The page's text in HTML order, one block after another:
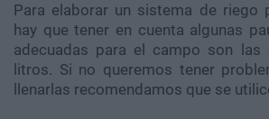
Para elaborar un sistema de riego
hay que tener en cuenta algunas
adecuadas para el campo son
litros. Si no queremos tener
llenarlas recomendamos que se